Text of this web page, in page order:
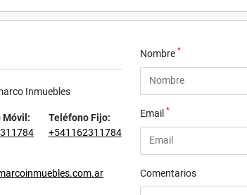
Inmuebles
Móvil:
Teléfono Fijo:
+541162311784
Nombre*
Email*
Comentarios